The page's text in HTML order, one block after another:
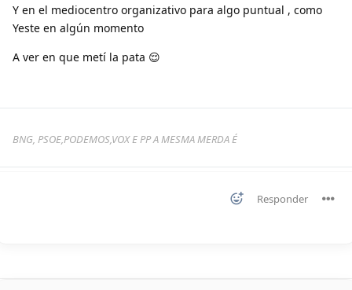
Y en el mediocentro organizativo para algo puntual , como
Yeste en algún momento
A ver en que metí la pata 😌
BNG, PSOE,PODEMOS,VOX E PP A MESMA MERDA É
Responder